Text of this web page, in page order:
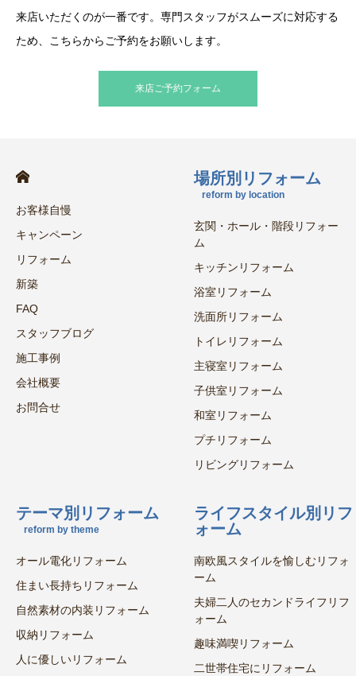
来店いただくのが一番です。専門スタッフがスムーズに対応する
ため、こちらからご予約をお願いします。
来店ご予約フォーム
お客様自慢
キャンペーン
リフォーム
新築
FAQ
スタッフブログ
施工事例
会社概要
お問合せ
場所別リフォーム
reform by location
玄関・ホール・階段リフォー
ム
キッチンリフォーム
浴室リフォーム
洗面所リフォーム
トイレリフォーム
主寝室リフォーム
子供室リフォーム
和室リフォーム
プチリフォーム
リビングリフォーム
テーマ別リフォーム
reform by theme
オール電化リフォーム
住まい長持ちリフォーム
自然素材の内装リフォーム
収納リフォーム
人に優しいリフォーム
ライフスタイル別リフ
ォーム
南欧風スタイルを愉しむリフォ
ーム
夫婦二人のセカンドライフリフ
ォーム
趣味満喫リフォーム
二世帯住宅にリフォーム